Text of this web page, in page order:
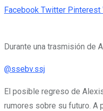
Facebook Twitter Pinterest
Durante una trasmisión de
@ssebv.ssj
El posible regreso de
rumores sobre su futuro. A